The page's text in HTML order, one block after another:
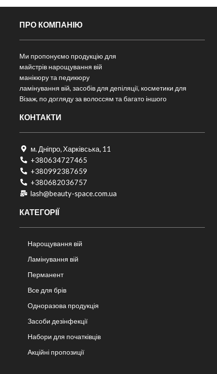
ПРО КОМПАНІЮ
Ми пропонуємо продукцію для
майстрів нарощування вій
манікюру та педикюру
ламінування вій, засобів для депіляції, косметики для
Візаж, по догляду за волоссям та багато іншого
КОНТАКТИ
м. Дніпро, Харківська, 11
+380634727465
+380992387659
+380682036757​
lash@beauty-space.com.ua
КАТЕГОРІЇ
Нарощування вій
Ламінування вій
Перманент
Все для брів
Одноразова продукція
Засоби дезінфекції
Набори для початківців
Акційні пропозиції